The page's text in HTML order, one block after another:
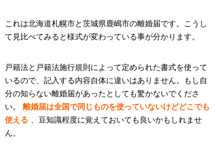
これは北海道札幌市と茨城県鹿嶋市の離婚届です。こうし
て見比べてみると様式が変わっている事が分かります。
戸籍法と戸籍法施行規則によって定められた書式を使って
いるので、記入する内容自体に違いはありません。もし自
分の知らない離婚届があったとしても驚かないでくださ
い。
離婚届は全国で同じものを使っていないけどどこでも
使える
、豆知識程度に覚えておいても良いかもしれませ
ん。